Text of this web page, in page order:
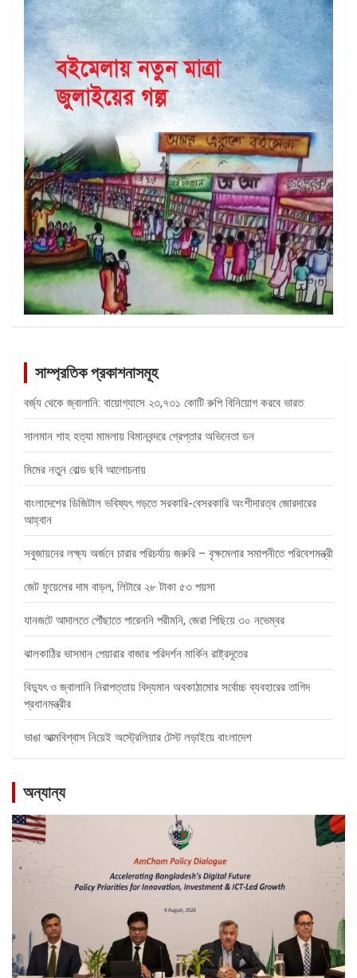
সাম্প্রতিক প্রকাশনাসমূহ
বর্জ্য থেকে জ্বালানি: বায়োগ্যাসে ২৩,৭৩১ কোটি রুপি বিনিয়োগ করবে ভারত
সালমান শাহ হত্যা মামলায় বিমানবন্দরে গ্রেপ্তার অভিনেতা ডন
মিমের নতুন বোল্ড ছবি আলোচনায়
বাংলাদেশের ডিজিটাল ভবিষ্যৎ গড়তে সরকারি-বেসরকারি অংশীদারত্ব জোরদারের
আহ্বান
সবুজায়নের লক্ষ্য অর্জনে চারার পরিচর্যায় জরুরি – বৃক্ষমেলার সমাপনীতে পরিবেশমন্ত্রী
জেট ফুয়েলের দাম বাড়ল, লিটারে ২৮ টাকা ৫৩ পয়সা
যানজটে আদালতে পৌঁছাতে পারেননি পরীমনি, জেরা পিছিয়ে ৩০ নভেম্বর
ঝালকাঠির ভাসমান পেয়ারার বাজার পরিদর্শন মার্কিন রাষ্ট্রদূতের
বিদ্যুৎ ও জ্বালানি নিরাপত্তায় বিদ্যমান অবকাঠামোর সর্বোচ্চ ব্যবহারের তাগিদ
প্রধানমন্ত্রীর
ভাঙা আত্মবিশ্বাস নিয়েই অস্ট্রেলিয়ার টেস্ট লড়াইয়ে বাংলাদেশ
অন্যান্য